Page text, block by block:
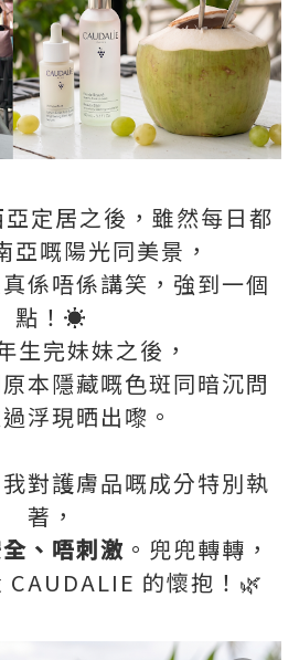
定居之後，雖然每日都
亞嘅陽光同美景，
係唔係講笑，強到一個
點！☀️
生完妹妹之後，
本隱藏嘅色斑同暗沉問
浮現晒出嚟。
對護膚品嘅成分特別執
著，
、唔刺激 。兜兜轉轉，
CAUDALIE 的懷抱！🌿